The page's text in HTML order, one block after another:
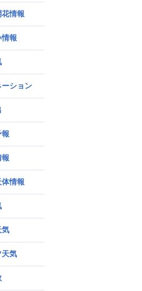
情報
報
ーション
報
報
情報
気
天気